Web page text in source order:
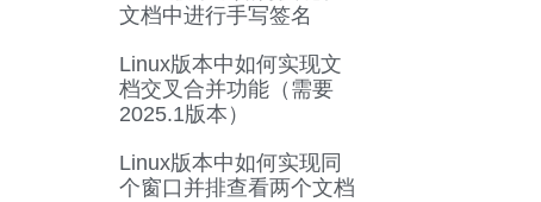
文档中进行手写签名
Linux版本中如何实现文
档交叉合并功能（需要
2025.1版本）
Linux版本中如何实现同
个窗口并排查看两个文档